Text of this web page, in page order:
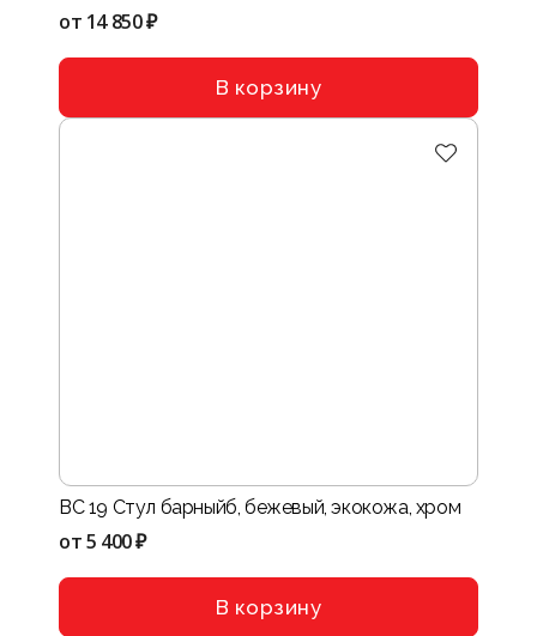
от 14 850 ₽
В корзину
BC 19 Стул барныйб, бежевый, экокожа, хром
от5 400 ₽
В корзину